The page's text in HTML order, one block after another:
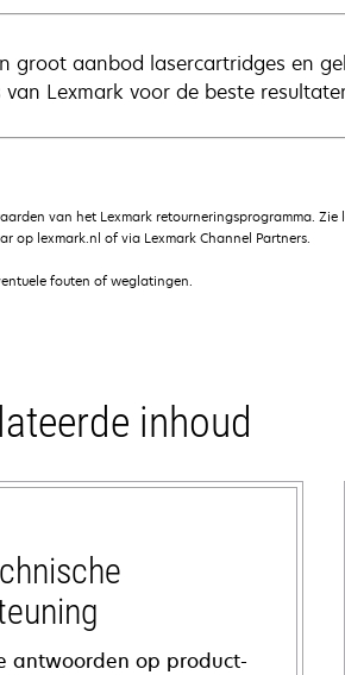
groot aanbod lasercartridges en
Lexmark voor de beste
van het Lexmark retourneringsprogramma.
op lexmark.nl of via Lexmark Channel Partners.
fouten of weglatingen.
inhoud
antwoorden op product-